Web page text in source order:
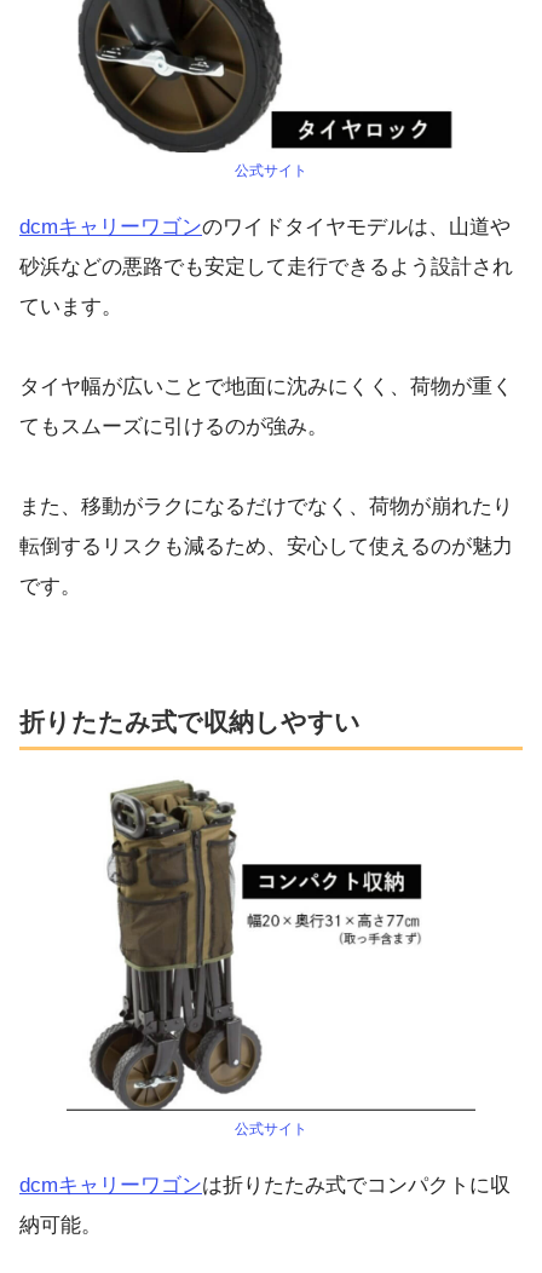
公式サイト
dcmキャリーワゴンのワイドタイヤモデルは、山道や
砂浜などの悪路でも安定して走行できるよう設計され
ています。
タイヤ幅が広いことで地面に沈みにくく、荷物が重く
てもスムーズに引けるのが強み。
また、移動がラクになるだけでなく、荷物が崩れたり
転倒するリスクも減るため、安心して使えるのが魅力
です。
折りたたみ式で収納しやすい
公式サイト
dcmキャリーワゴンは折りたたみ式でコンパクトに収
納可能。